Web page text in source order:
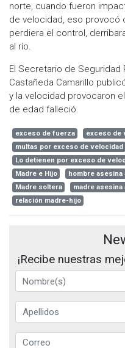
norte, cuando fueron
de velocidad, eso provocó
perdiera el control,
al río.
El Secretario de Seguridad
Castañeda Camarillo
y la velocidad provocaron
de edad falleció.
exceso de fuerza
exceso de
multas por exceso de velocidad
Lo detienen por exceso de
Madre e Hijo
hombre asesina
Madre soltera
madre asesina
relación madre-hijo
¡Recibe nuestras